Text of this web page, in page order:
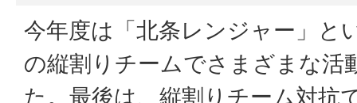
今年度は「北条レンジャー」と
の縦割りチームでさまざまな活
た。最後は、縦割りチーム対抗